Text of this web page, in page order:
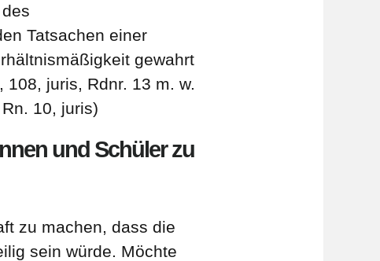
Tatsachen einer
gewahrt
juris, Rdnr. 13 m. w.
10, juris)
und Schüler zu
zu machen, dass die
sein würde. Möchte